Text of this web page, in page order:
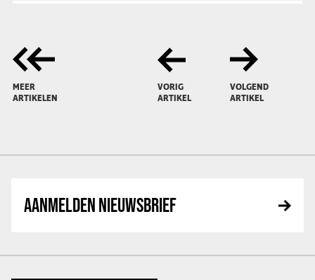
MEER
ARTIKELEN
VORIG
ARTIKEL
VOLGEND
ARTIKEL
AANMELDEN NIEUWSBRIEF